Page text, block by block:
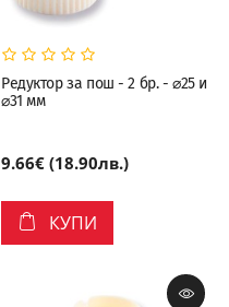
Редуктор за пош - 2 бр. - ⌀25 и
⌀31 мм
9.66€ (18.90лв.)
КУПИ